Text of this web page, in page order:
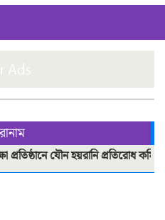
যৌন হয়রানি প্রতিরোধ কমিটি